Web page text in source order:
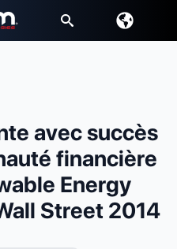
avec succès
financière
Energy
Street 2014